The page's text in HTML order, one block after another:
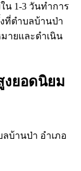
น 1-3 วันทำการ
ที่ตำบลบ้านป่า
ายและดำเนิน
งยอดนิยม
บ้านป่า อำเภอ